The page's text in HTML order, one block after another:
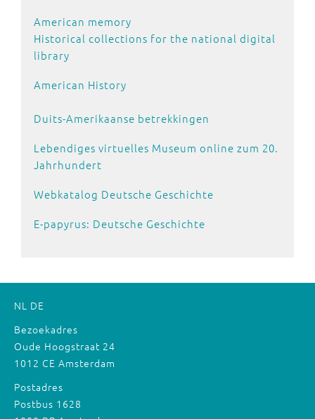
American memory
Historical collections for the national digital
library
American History
Duits-Amerikaanse betrekkingen
Lebendiges virtuelles Museum online zum 20.
Jahrhundert
Webkatalog Deutsche Geschichte
E-papyrus: Deutsche Geschichte
NL DE
Bezoekadres
Oude Hoogstraat 24
1012 CE Amsterdam
Postadres
Postbus 1628